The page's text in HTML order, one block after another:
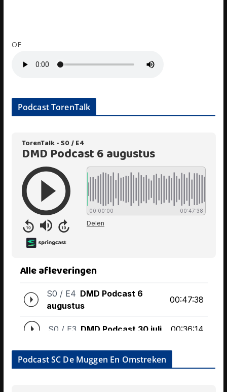
OF
Podcast TorenTalk
Podcast SC De Muggen En Omstreken